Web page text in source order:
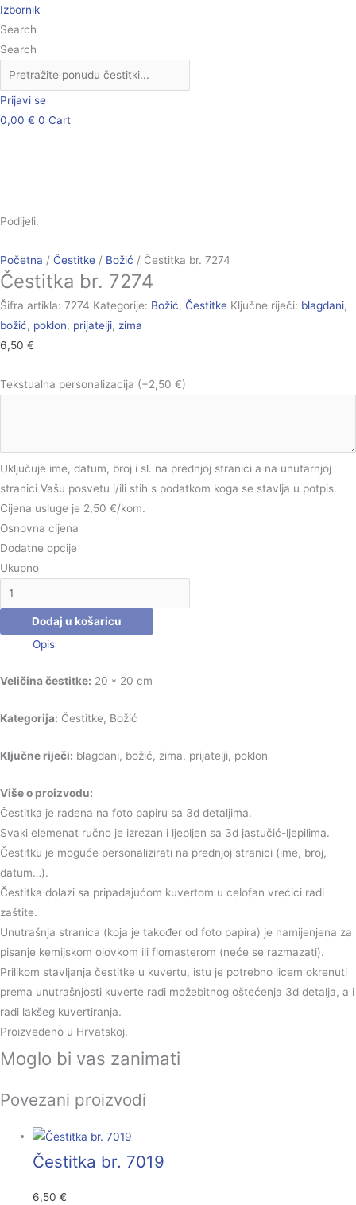
Skip
to
content
Izbornik
Search
Search
Prijavi se
0,00 € 0 Cart
Podijeli:
Početna / Čestitke / Božić / Čestitka br. 7274
Čestitka br. 7274
Šifra artikla: 7274 Kategorije: Božić, Čestitke Ključne riječi: blagdani,
božić, poklon, prijatelji, zima
6,50 €
Tekstualna personalizacija (+2,50 €)
Uključuje ime, datum, broj i sl. na prednjoj stranici a na unutarnjoj
stranici Vašu posvetu i/ili stih s podatkom koga se stavlja u potpis.
Cijena usluge je 2,50 €/kom.
Osnovna cijena
Dodatne opcije
Ukupno
Čestitka
br.
7274
količina
Dodaj u košaricu
Opis
Veličina čestitke: 20 * 20 cm
Kategorija: Čestitke, Božić
Ključne riječi: blagdani, božić, zima, prijatelji, poklon
Više o proizvodu:
Čestitka je rađena na foto papiru sa 3d detaljima.
Svaki elemenat ručno je izrezan i ljepljen sa 3d jastučić-ljepilima.
Čestitku je moguće personalizirati na prednjoj stranici (ime, broj,
datum…).
Čestitka dolazi sa pripadajućom kuvertom u celofan vrećici radi
zaštite.
Unutrašnja stranica (koja je također od foto papira) je namijenjena za
pisanje kemijskom olovkom ili flomasterom (neće se razmazati).
Prilikom stavljanja čestitke u kuvertu, istu je potrebno licem okrenuti
prema unutrašnjosti kuverte radi možebitnog oštećenja 3d detalja, a i
radi lakšeg kuvertiranja.
Proizvedeno u Hrvatskoj.
Moglo bi vas zanimati
Povezani proizvodi
Čestitka br. 7019
6,50€